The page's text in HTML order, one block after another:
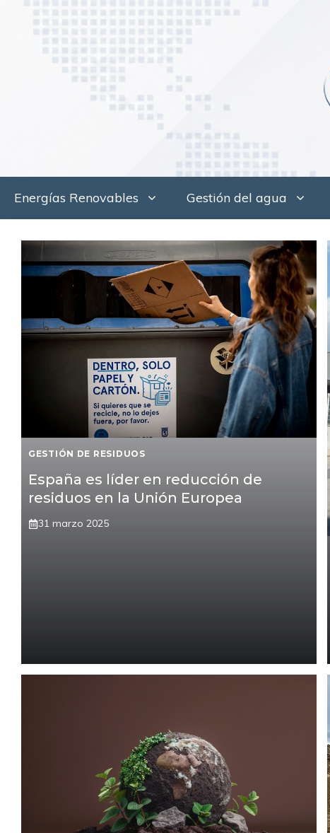
contenido
Energías Renovables Gestión del agua
GESTIÓN DE RESIDUOS
España es líder en reducción de
residuos en la Unión Europea
31 marzo 2025